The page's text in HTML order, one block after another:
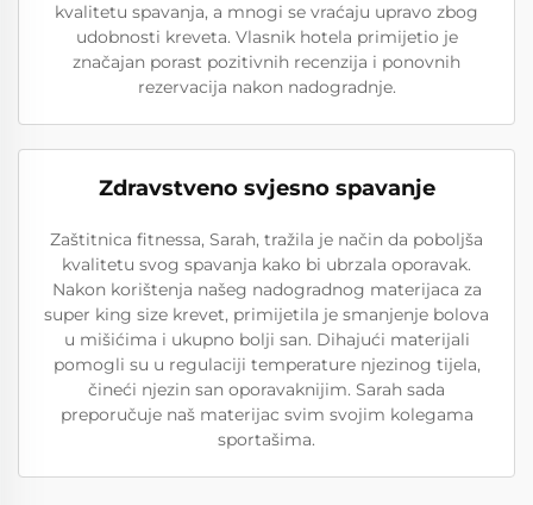
kvalitetu spavanja, a mnogi se vraćaju upravo zbog
udobnosti kreveta. Vlasnik hotela primijetio je
značajan porast pozitivnih recenzija i ponovnih
rezervacija nakon nadogradnje.
Zdravstveno svjesno spavanje
Zaštitnica fitnessa, Sarah, tražila je način da poboljša
kvalitetu svog spavanja kako bi ubrzala oporavak.
Nakon korištenja našeg nadogradnog materijaca za
super king size krevet, primijetila je smanjenje bolova
u mišićima i ukupno bolji san. Dihajući materijali
pomogli su u regulaciji temperature njezinog tijela,
čineći njezin san oporavaknijim. Sarah sada
preporučuje naš materijac svim svojim kolegama
sportašima.